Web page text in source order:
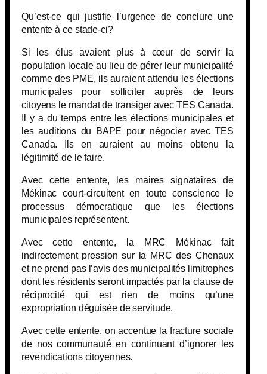
Qu’est-ce qui justifie l’urgence de conclure une
entente à ce stade-ci?
Si les élus avaient plus à cœur de servir la
population locale au lieu de gérer leur municipalité
comme des PME, ils auraient attendu les élections
municipales pour solliciter auprès de leurs
citoyens le mandat de transiger avec TES Canada.
Il y a du temps entre les élections municipales et
les auditions du BAPE pour négocier avec TES
Canada. Ils en auraient au moins obtenu la
légitimité de le faire.
Avec cette entente, les maires signataires de
Mékinac court-circuitent en toute conscience le
processus démocratique que les élections
municipales représentent.
Avec cette entente, la MRC Mékinac fait
indirectement pression sur la MRC des Chenaux
et ne prend pas l’avis des municipalités limitrophes
dont les résidents seront impactés par la clause de
réciprocité qui est rien de moins qu’une
expropriation déguisée de servitude.
Avec cette entente, on accentue la fracture sociale
de nos communauté en continuant d’ignorer les
revendications citoyennes.